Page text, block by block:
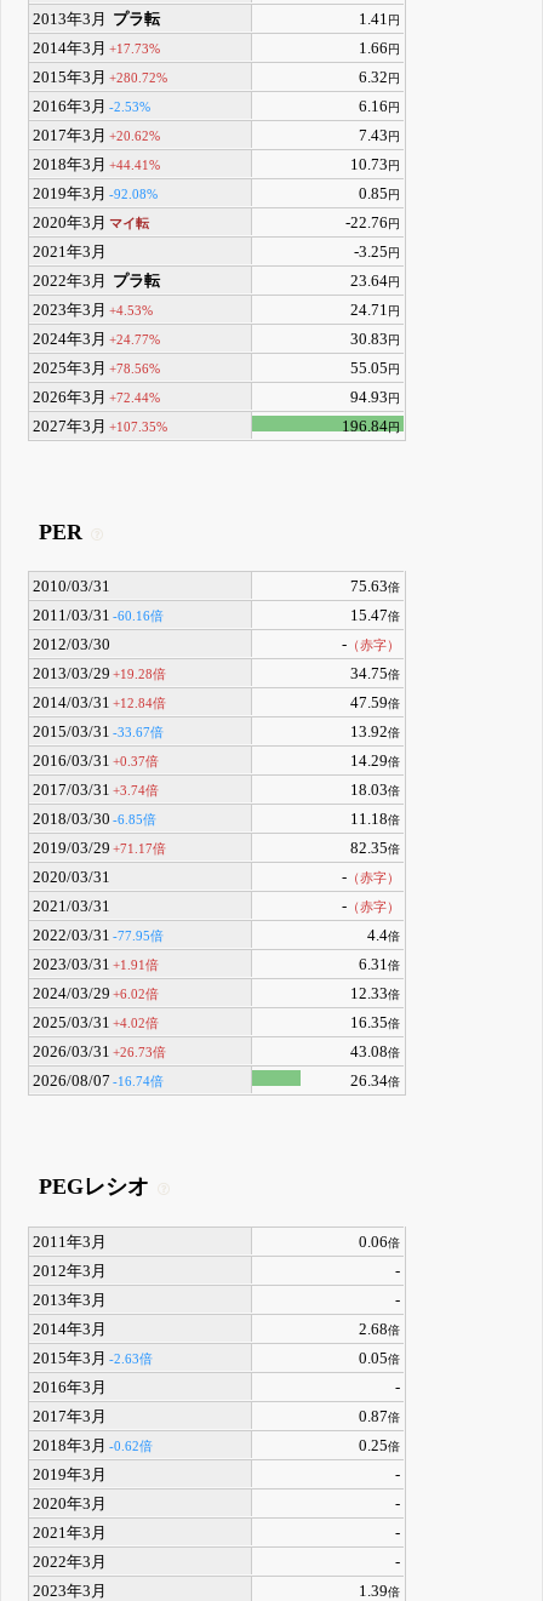
2013年3月 プラ転 1.41円
2014年3月 +17.73% 1.66円
2015年3月 +280.72% 6.32円
2016年3月 -2.53% 6.16円
2017年3月 +20.62% 7.43円
2018年3月 +44.41% 10.73円
2019年3月 -92.08% 0.85円
2020年3月 マイ転 -22.76円
2021年3月 -3.25円
2022年3月 プラ転 23.64円
2023年3月 +4.53% 24.71円
2024年3月 +24.77% 30.83円
2025年3月 +78.56% 55.05円
2026年3月 +72.44% 94.93円
2027年3月 +107.35% 196.84円
PER
2010/03/31 75.63倍
2011/03/31 -60.16倍 15.47倍
2012/03/30 - （赤字）
2013/03/29 +19.28倍 34.75倍
2014/03/31 +12.84倍 47.59倍
2015/03/31 -33.67倍 13.92倍
2016/03/31 +0.37倍 14.29倍
2017/03/31 +3.74倍 18.03倍
2018/03/30 -6.85倍 11.18倍
2019/03/29 +71.17倍 82.35倍
2020/03/31 - （赤字）
2021/03/31 - （赤字）
2022/03/31 -77.95倍 4.4倍
2023/03/31 +1.91倍 6.31倍
2024/03/29 +6.02倍 12.33倍
2025/03/31 +4.02倍 16.35倍
2026/03/31 +26.73倍 43.08倍
2026/08/07 -16.74倍 26.34倍
PEGレシオ
2011年3月 0.06倍
2012年3月
-
2013年3月
-
2014年3月
2.68倍
2015年3月 -2.63倍 0.05倍
2016年3月
-
2017年3月
0.87倍
2018年3月 -0.62倍 0.25倍
2019年3月
-
2020年3月
-
2021年3月
-
2022年3月
-
2023年3月
1.39倍